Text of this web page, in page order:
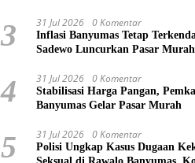
3 31 Jul 2026 0 Komentar
Inflasi Banyumas Tetap
Sadewo Luncurkan Pasar Murah
4 31 Jul 2026 0 Komentar
Stabilisasi Harga Pangan,
Banyumas Gelar Pasar Murah
5 31 Jul 2026 0 Komentar
Polisi Ungkap Kasus Dugaan